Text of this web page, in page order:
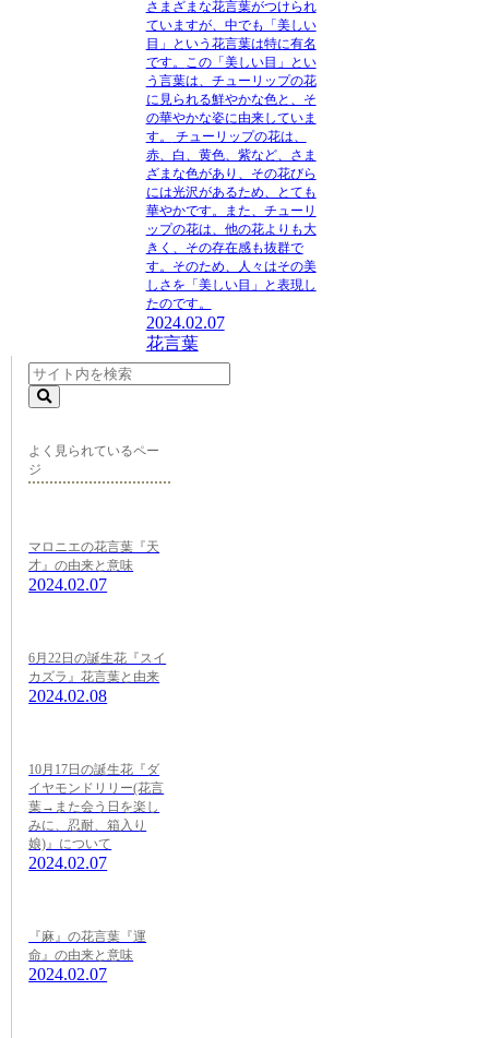
さまざまな花言葉がつけられ
ていますが、中でも「美しい
目」という花言葉は特に有名
です。
この「美しい目」とい
う言葉は、チューリップの花
に見られる鮮やかな色と、そ
の華やかな姿に由来していま
す。
チューリップの花は、
赤、白、黄色、紫など、さま
ざまな色があり、その花びら
には光沢があるため、とても
華やかです。また、チューリ
ップの花は、他の花よりも大
きく、その存在感も抜群で
す。そのため、人々はその美
しさを「美しい目」と表現し
たのです。
2024.02.07
花言葉
よく見られているペー
ジ
マロニエの花言葉『天
才』の由来と意味
2024.02.07
6月22日の誕生花『スイ
カズラ』花言葉と由来
2024.02.08
10月17日の誕生花『ダ
イヤモンドリリー(花言
葉→また会う日を楽し
みに、忍耐、箱入り
娘)』について
2024.02.07
『麻』の花言葉『運
命』の由来と意味
2024.02.07